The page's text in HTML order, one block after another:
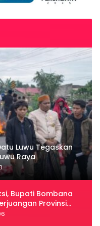
Luwu Tegaskan
Raya
Bupati Bombana
Provinsi